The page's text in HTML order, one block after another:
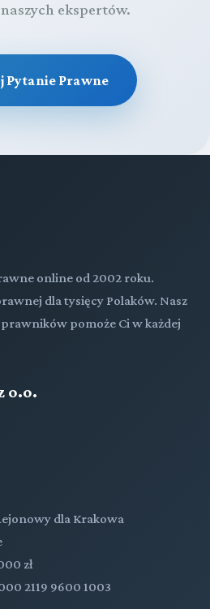
ekspertów.
Pytanie Prawne
online od 2002 roku.
dla tysięcy Polaków. Nasz
pomoże Ci w każdej
o.o.
dla Krakowa
zł
2119 9600 1003